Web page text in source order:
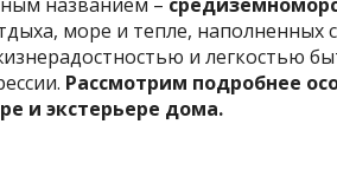
море и тепле, наполненных
и легкостью
Рассмотрим подробнее
и экстерьере дома.